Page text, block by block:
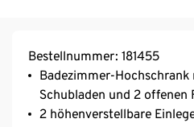
Bestellnummer: 181455
Badezimmer-
Schubladen und 2 offenen
2 höhenverstellbare